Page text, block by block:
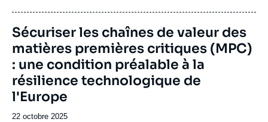
publication
Image
de
couverture
la
publication
Sécuriser les chaînes de valeur des
matières premières critiques (MPC)
: une condition préalable à la
résilience technologique de
l'Europe
Date
22 octobre 2025